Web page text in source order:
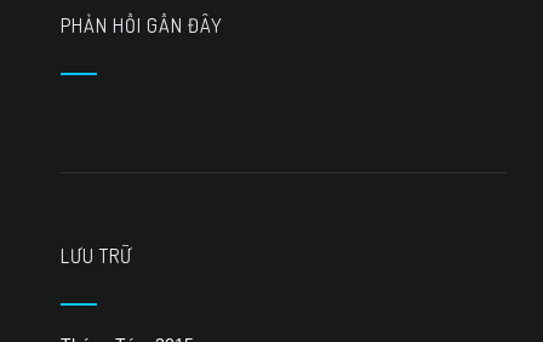
PHẢN HỒI GẦN ĐÂY
LƯU TRỮ